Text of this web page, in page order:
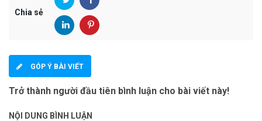
Chia sẻ
GÓP Ý BÀI VIẾT
Trở thành người đầu tiên bình luận cho bài viết này!
NỘI DUNG BÌNH LUẬN